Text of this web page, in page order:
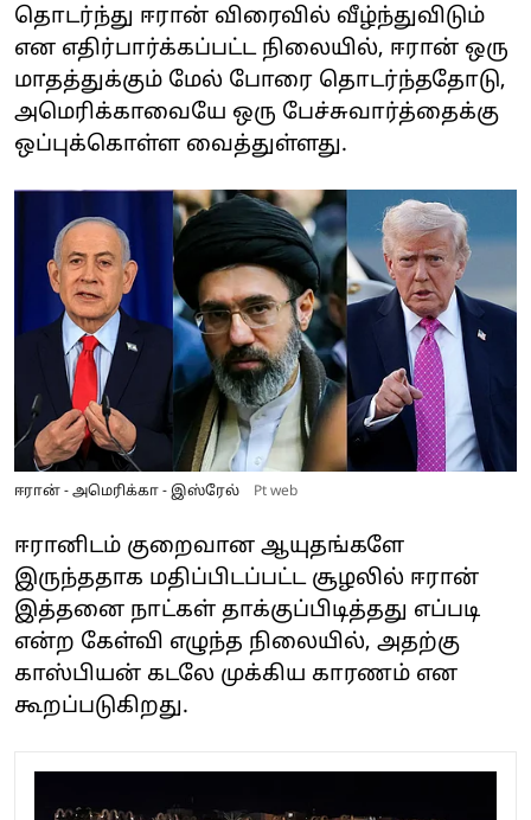
தொடர்ந்து ஈரான் விரைவில் வீழ்ந்துவிடும்
என எதிர்பார்க்கப்பட்ட நிலையில், ஈரான் ஒரு
மாதத்துக்கும் மேல் போரை தொடர்ந்ததோடு,
அமெரிக்காவையே ஒரு பேச்சுவார்த்தைக்கு
ஒப்புக்கொள்ள வைத்துள்ளது.
ஈரான் - அமெரிக்கா - இஸ்ரேல் Pt web
ஈரானிடம் குறைவான ஆயுதங்களே
இருந்ததாக மதிப்பிடப்பட்ட சூழலில் ஈரான்
இத்தனை நாட்கள் தாக்குப்பிடித்தது எப்படி
என்ற கேள்வி எழுந்த நிலையில், அதற்கு
காஸ்பியன் கடலே முக்கிய காரணம் என
கூறப்படுகிறது.